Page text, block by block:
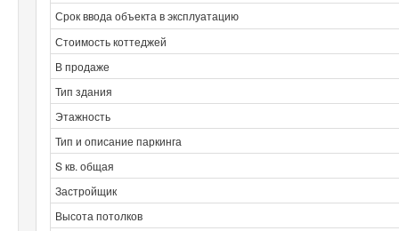
Срок ввода объекта в эксплуатацию
Стоимость коттеджей
В продаже
Тип здания
Этажность
Тип и описание паркинга
S кв. общая
Застройщик
Высота потолков